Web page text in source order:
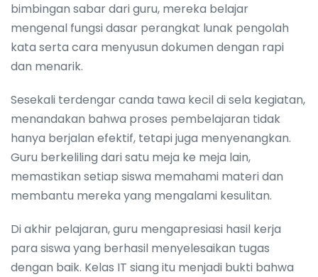
bimbingan sabar dari guru, mereka belajar
mengenal fungsi dasar perangkat lunak pengolah
kata serta cara menyusun dokumen dengan rapi
dan menarik.
Sesekali terdengar canda tawa kecil di sela kegiatan,
menandakan bahwa proses pembelajaran tidak
hanya berjalan efektif, tetapi juga menyenangkan.
Guru berkeliling dari satu meja ke meja lain,
memastikan setiap siswa memahami materi dan
membantu mereka yang mengalami kesulitan.
Di akhir pelajaran, guru mengapresiasi hasil kerja
para siswa yang berhasil menyelesaikan tugas
dengan baik. Kelas IT siang itu menjadi bukti bahwa